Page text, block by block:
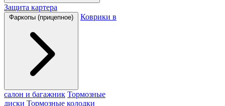
Защита картера
Фаркопы (прицепное) Коврики в
салон и багажник Тормозные
диски Тормозные колодки